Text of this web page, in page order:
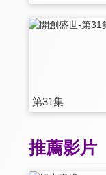
第31集
推薦影片